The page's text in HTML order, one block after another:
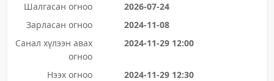
Шалгасан огноо
2026-07-24
Зарласан огноо
2024-11-08
Санал хүлээн авах
огноо
2024-11-29 12:00
Нээх огноо
2024-11-29 12:30